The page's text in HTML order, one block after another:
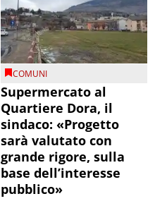
COMUNI
Supermercato al
Quartiere Dora, il
sindaco: «Progetto
sarà valutato con
grande rigore, sulla
base dell’interesse
pubblico»